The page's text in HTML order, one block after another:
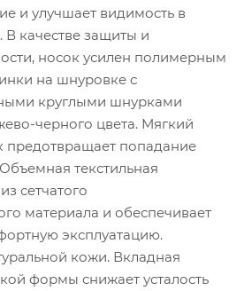
и улучшает видимость в
В качестве защиты и
носок усилен полимерным
на шнуровке с
круглыми шнурками
черного цвета. Мягкий
предотвращает попадание
текстильная
сетчатого
материала и обеспечивает
эксплуатацию.
кожи. Вкладная
формы снижает усталость